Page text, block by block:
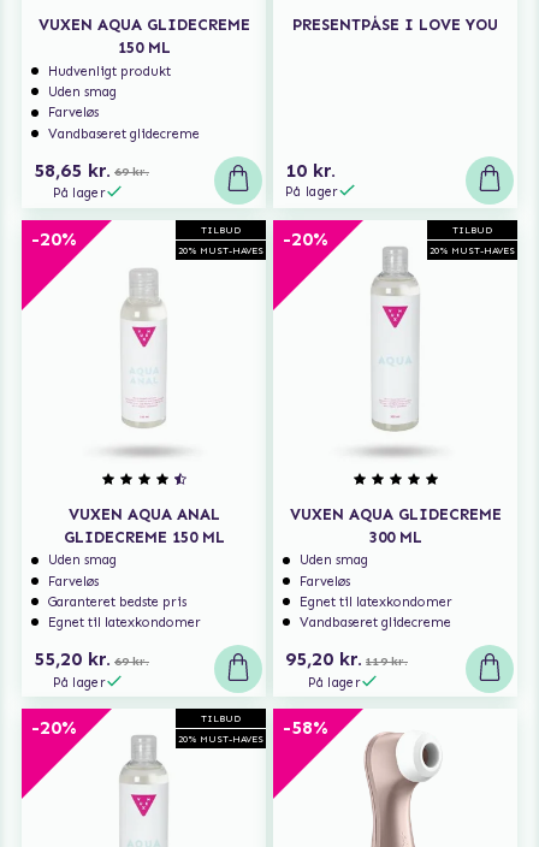
VUXEN AQUA GLIDECREME
150 ML
Hudvenligt produkt
Uden smag
Farveløs
Vandbaseret glidecreme
58,65 kr. 69 kr.
På lager
PRESENTPÅSE I LOVE YOU
10 kr.
På lager
TILBUD
20% MUST-HAVES
-20%
VUXEN AQUA ANAL
GLIDECREME 150 ML
Uden smag
Farveløs
Garanteret bedste pris
Egnet til latexkondomer
55,20 kr. 69 kr.
På lager
TILBUD
20% MUST-HAVES
-20%
VUXEN AQUA GLIDECREME
300 ML
Uden smag
Farveløs
Egnet til latexkondomer
Vandbaseret glidecreme
95,20 kr. 119 kr.
På lager
TILBUD
20% MUST-HAVES
-20% -58%